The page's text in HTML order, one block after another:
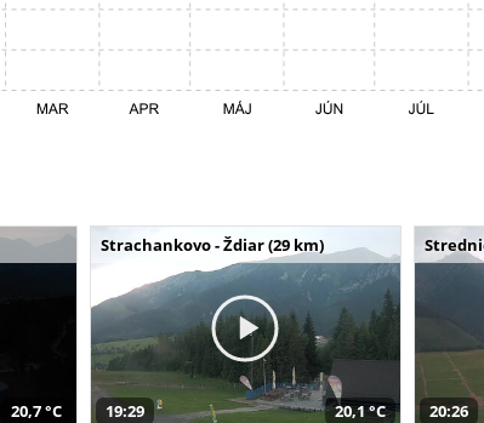
20,7 °C
Strachankovo - Ždiar (29 km)
19:29 20,1 °C 20:26